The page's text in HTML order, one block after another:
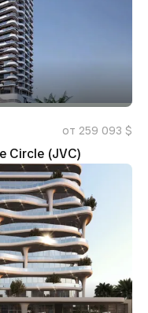
от 259 093 $
Circle (JVC)